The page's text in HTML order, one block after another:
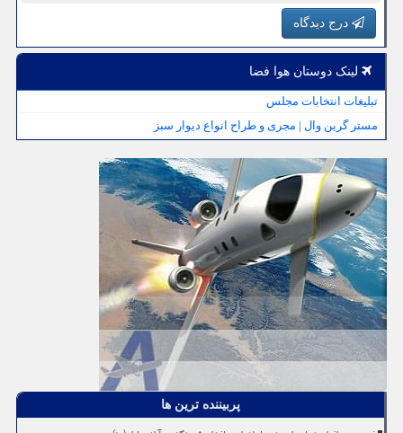
درج دیدگاه
لینک دوستان هوا فضا
تبلیغات انتخابات مجلس
مستر گرین وال | مجری و طراح انواع دیوار سبز
پربیننده ترین ها